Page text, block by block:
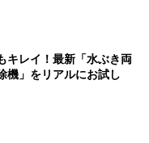
キレイ！最新「水ぶき両
機」をリアルにお試し